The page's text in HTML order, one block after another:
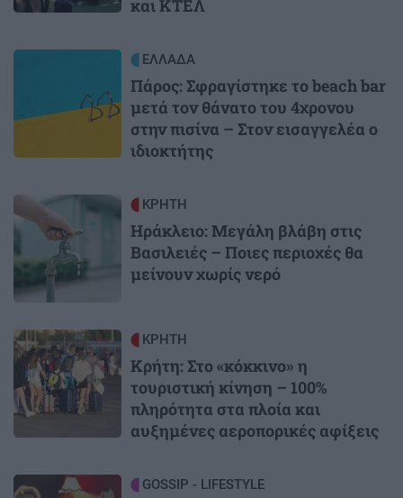
και ΚΤΕΛ
ΕΛΛΑΔΑ
Πάρος: Σφραγίστηκε το beach bar
μετά τον θάνατο του 4χρονου
στην πισίνα – Στον εισαγγελέα ο
ιδιοκτήτης
Image ΚΡΗΤΗ
Ηράκλειο: Μεγάλη βλάβη στις
Βασιλειές – Ποιες περιοχές θα
μείνουν χωρίς νερό
Image ΚΡΗΤΗ
Κρήτη: Στο «κόκκινο» η
τουριστική κίνηση – 100%
πληρότητα στα πλοία και
αυξημένες αεροπορικές αφίξεις
Image GOSSIP - LIFESTYLE